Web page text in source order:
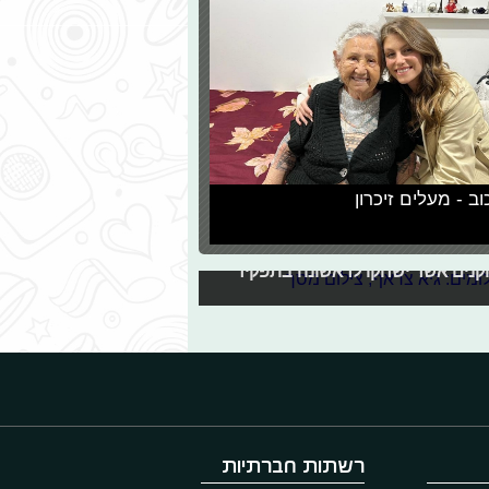
- מעלים זיכרון
על המסך
אשר ישחקו לראשונה בתפקיד
רשתות חברתיות